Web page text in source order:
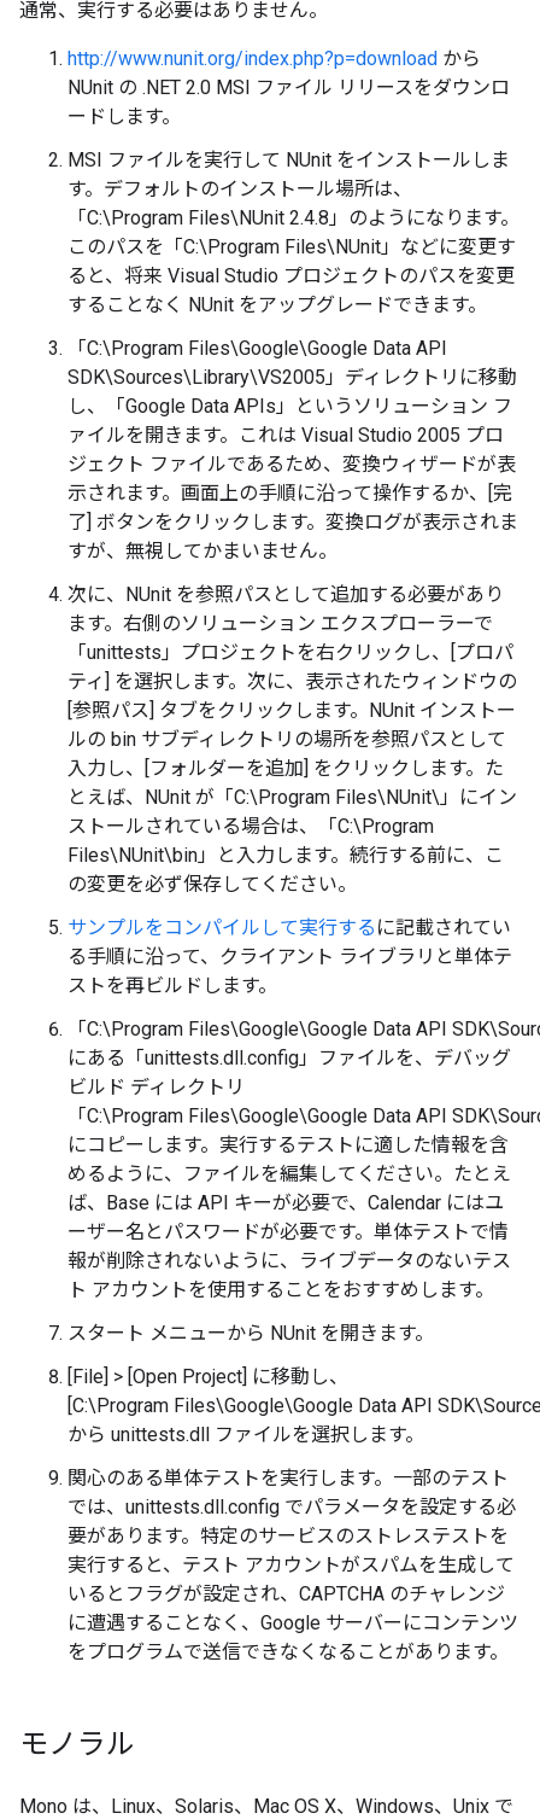
通常、実行する必要はありません。
http://www.nunit.org/index.php?p=download から
NUnit の .NET 2.0 MSI ファイル リリースをダウンロ
ードします。
MSI ファイルを実行して NUnit をインストールしま
す。デフォルトのインストール場所は、
「C:\Program Files\NUnit 2.4.8」のようになります。
このパスを「C:\Program Files\NUnit」などに変更す
ると、将来 Visual Studio プロジェクトのパスを変更
することなく NUnit をアップグレードできます。
「C:\Program Files\Google\Google Data API
SDK\Sources\Library\VS2005」ディレクトリに移動
し、「Google Data APIs」というソリューション フ
ァイルを開きます。これは Visual Studio 2005 プロ
ジェクト ファイルであるため、変換ウィザードが表
示されます。画面上の手順に沿って操作するか、[完
了] ボタンをクリックします。変換ログが表示されま
すが、無視してかまいません。
次に、NUnit を参照パスとして追加する必要があり
ます。右側のソリューション エクスプローラーで
「unittests」プロジェクトを右クリックし、[プロパ
ティ] を選択します。次に、表示されたウィンドウの
[参照パス] タブをクリックします。NUnit インストー
ルの bin サブディレクトリの場所を参照パスとして
入力し、[フォルダーを追加] をクリックします。た
とえば、NUnit が「C:\Program Files\NUnit\」にイン
ストールされている場合は、「C:\Program
Files\NUnit\bin」と入力します。続行する前に、こ
の変更を必ず保存してください。
サンプルをコンパイルして実行する に記載されてい
る手順に沿って、クライアント ライブラリと単体テ
ストを再ビルドします。
「C:\Program Files\Google\Google Data API
にある「unittests.dll.config」ファイルを、デバッグ
ビルド ディレクトリ
「C:\Program Files\Google\Google Data API
にコピーします。実行するテストに適した情報を含
めるように、ファイルを編集してください。たとえ
ば、Base には API キーが必要で、Calendar にはユ
ーザー名とパスワードが必要です。単体テストで情
報が削除されないように、ライブデータのないテス
ト アカウントを使用することをおすすめします。
スタート メニューから NUnit を開きます。
[File] > [Open Project] に移動し、
[C:\Program Files\Google\Google Data API
から unittests.dll ファイルを選択します。
関心のある単体テストを実行します。一部のテスト
では、unittests.dll.config でパラメータを設定する必
要があります。特定のサービスのストレステストを
実行すると、テスト アカウントがスパムを生成して
いるとフラグが設定され、CAPTCHA のチャレンジ
に遭遇することなく、Google サーバーにコンテンツ
をプログラムで送信できなくなることがあります。
モノラル
Mono は、Linux、Solaris、Mac OS X、Windows、Unix で